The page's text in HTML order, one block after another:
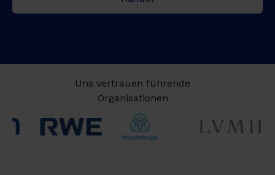
Uns vertrauen führende
Organisationen